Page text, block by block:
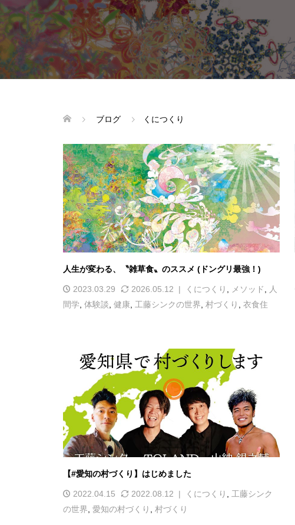
ブログ くにつくり
人生が変わる、〝雑草食〟のススメ (ドングリ最強！)
2023.03.29 2026.05.12 くにつくり メソッド
人
間学 体験談 健康 工藤シンクの世界 村づくり 衣食住
【#愛知の村づくり】はじめました
2022.04.15 2022.08.12 くにつくり
工藤シンク
の世界 愛知の村づくり 村づくり